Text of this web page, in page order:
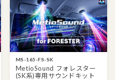
MS-165-FS-SK
MetioSound フォレスター
(SK系)専用サウンドキット